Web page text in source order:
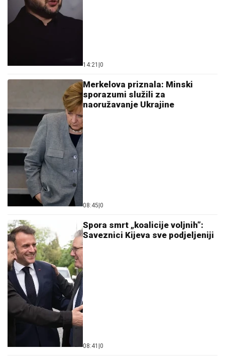
14:21 0
Merkelova priznala: Minski
sporazumi služili za
naoružavanje Ukrajine
08:45 0
Spora smrt „koalicije voljnih”:
Saveznici Kijeva sve podjeljeniji
08:41 0